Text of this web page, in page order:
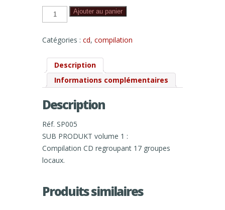
quantité
SUB
volume
1
Ajouter au panier
Catégories : cd, compilation
Description
Informations complémentaires
Description
Réf. SP005
SUB PRODUKT volume 1 :
Compilation CD regroupant 17 groupes
locaux.
Produits similaires